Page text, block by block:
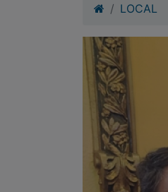
LOCAL